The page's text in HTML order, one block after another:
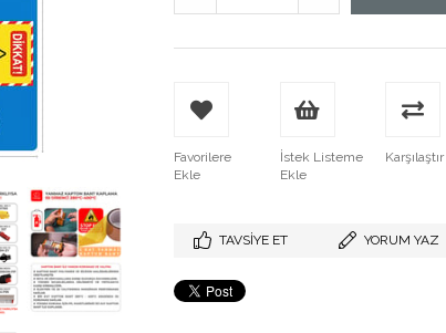
Favorilere
Ekle
İstek Listeme
Ekle
Karşılaştır
TAVSIYE ET YORUM YAZ